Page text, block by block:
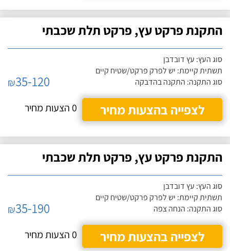
התקנת פרקט עץ, פרקט תלת שכבתי
סוג העץ: עץ דובדבן
תשתית קיימת: יש לפרק פרקט/שטיח קיים
סוג התקנה: התקנה בהדבקה
₪35-120
לצפייה בהצעות מחיר
0 הצעות מחיר
התקנת פרקט עץ, פרקט תלת שכבתי
סוג העץ: עץ דובדבן
תשתית קיימת: יש לפרק פרקט/שטיח קיים
סוג התקנה: הנחה צפה
₪35-190
לצפייה בהצעות מחיר
0 הצעות מחיר